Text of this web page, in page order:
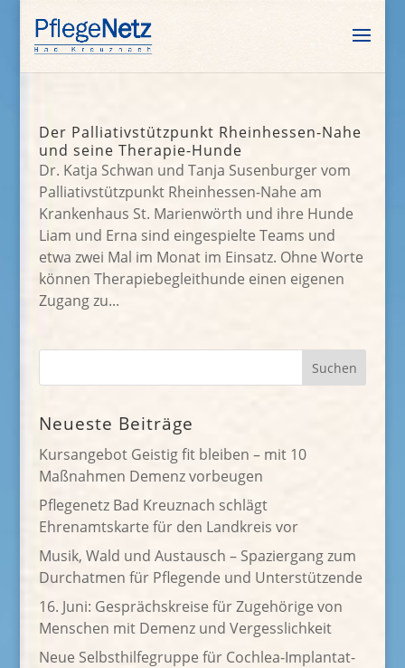
Der Palliativstützpunkt Rheinhessen-Nahe
und seine Therapie-Hunde
Dr. Katja Schwan und Tanja Susenburger vom
Palliativstützpunkt Rheinhessen-Nahe am
Krankenhaus St. Marienwörth und ihre Hunde
Liam und Erna sind eingespielte Teams und
etwa zwei Mal im Monat im Einsatz. Ohne Worte
können Therapiebegleithunde einen eigenen
Zugang zu...
Neueste Beiträge
Kursangebot Geistig fit bleiben – mit 10
Maßnahmen Demenz vorbeugen
Pflegenetz Bad Kreuznach schlägt
Ehrenamtskarte für den Landkreis vor
Musik, Wald und Austausch – Spaziergang zum
Durchatmen für Pflegende und Unterstützende
16. Juni: Gesprächskreise für Zugehörige von
Menschen mit Demenz und Vergesslichkeit
Neue Selbsthilfegruppe für Cochlea-Implantat-